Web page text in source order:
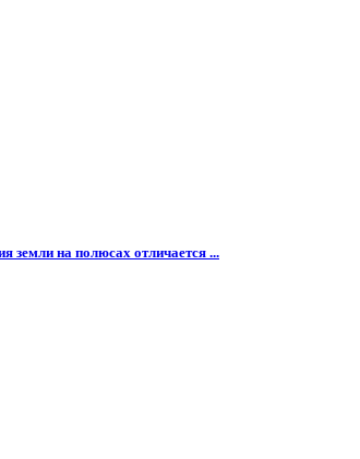
земли на полюсах отличается ...